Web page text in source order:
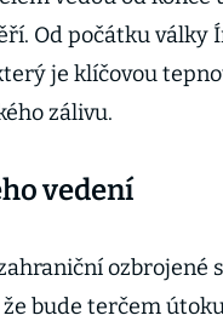
Od počátku války
je klíčovou
zálivu.
vedení
ozbrojené
bude terčem